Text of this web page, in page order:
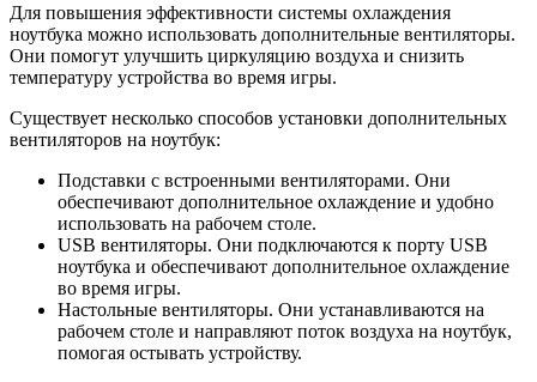
Для повышения эффективности системы охлаждения
ноутбука можно использовать дополнительные вентиляторы.
Они помогут улучшить циркуляцию воздуха и снизить
температуру устройства во время игры.
Существует несколько способов установки дополнительных
вентиляторов на ноутбук:
Подставки с встроенными вентиляторами. Они
обеспечивают дополнительное охлаждение и удобно
использовать на рабочем столе.
USB вентиляторы. Они подключаются к порту USB
ноутбука и обеспечивают дополнительное охлаждение
во время игры.
Настольные вентиляторы. Они устанавливаются на
рабочем столе и направляют поток воздуха на ноутбук,
помогая остывать устройству.